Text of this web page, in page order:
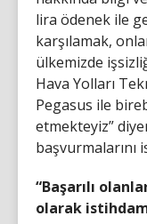
lira ödenek ile
karşılamak,
ülkemizde
Hava Yolları
Pegasus ile
etmekteyiz”
başvurmalarını
“Başarılı
olarak